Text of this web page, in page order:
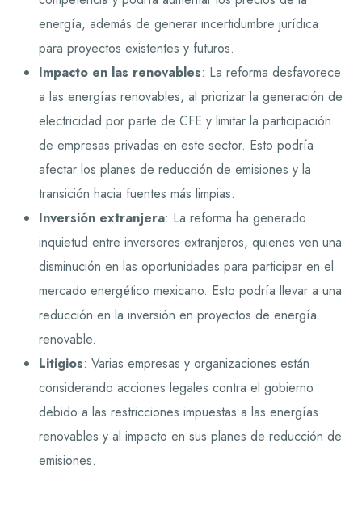
energía, además de generar incertidumbre jurídica
para proyectos existentes y futuros.
Impacto en las renovables: La reforma desfavorece
a las energías renovables, al priorizar la generación de
electricidad por parte de CFE y limitar la participación
de empresas privadas en este sector. Esto podría
afectar los planes de reducción de emisiones y la
transición hacia fuentes más limpias.
Inversión extranjera: La reforma ha generado
inquietud entre inversores extranjeros, quienes ven una
disminución en las oportunidades para participar en el
mercado energético mexicano. Esto podría llevar a una
reducción en la inversión en proyectos de energía
renovable.
Litigios: Varias empresas y organizaciones están
considerando acciones legales contra el gobierno
debido a las restricciones impuestas a las energías
renovables y al impacto en sus planes de reducción de
emisiones.